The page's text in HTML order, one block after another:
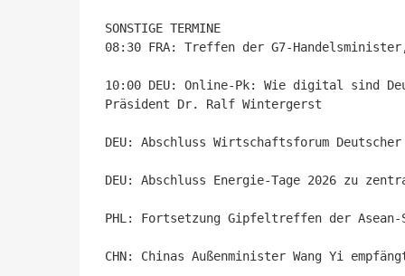
SONSTIGE TERMINE
08:30 FRA: Treffen der G7-
10:00 DEU: Online-Pk: Wie digital sind
Präsident Dr. Ralf Wintergerst
DEU: Abschluss Wirtschaftsforum
DEU: Abschluss Energie-Tage 2026 zu
PHL: Fortsetzung Gipfeltreffen der Asean-